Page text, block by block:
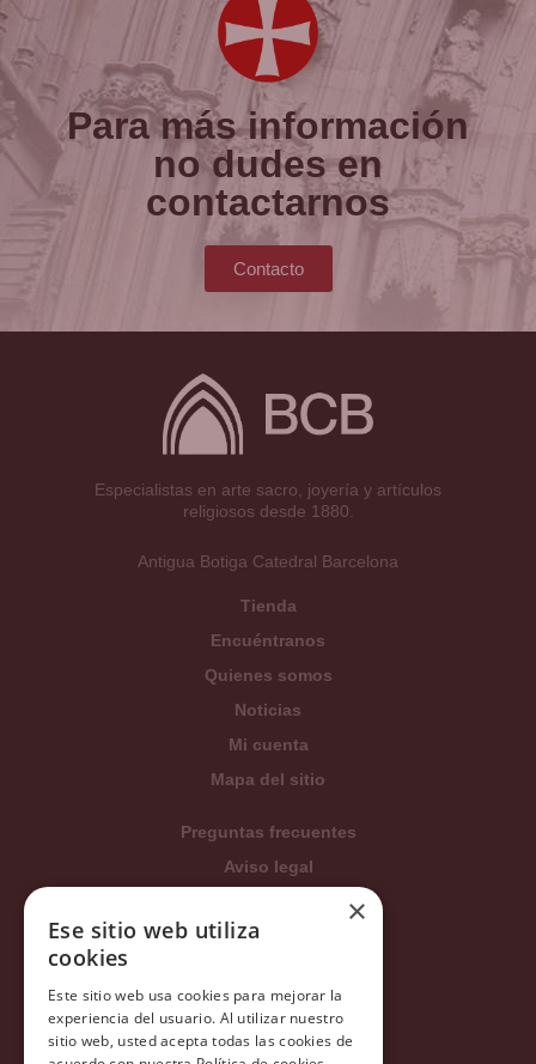
Para más información
no dudes en
contactarnos
Contacto
Especialistas en arte sacro, joyería y artículos
religiosos desde 1880.
Antigua Botiga Catedral Barcelona
Tienda
Encuéntranos
Quienes somos
Noticias
Mi cuenta
Mapa del sitio
Preguntas frecuentes
Aviso legal
Condiciones generales
Política de privacidad
Política Integrada
Tratamiento de datos
×
Ese sitio web utiliza
cookies
Este sitio web usa cookies para mejorar la
experiencia del usuario. Al utilizar nuestro
sitio web, usted acepta todas las cookies de